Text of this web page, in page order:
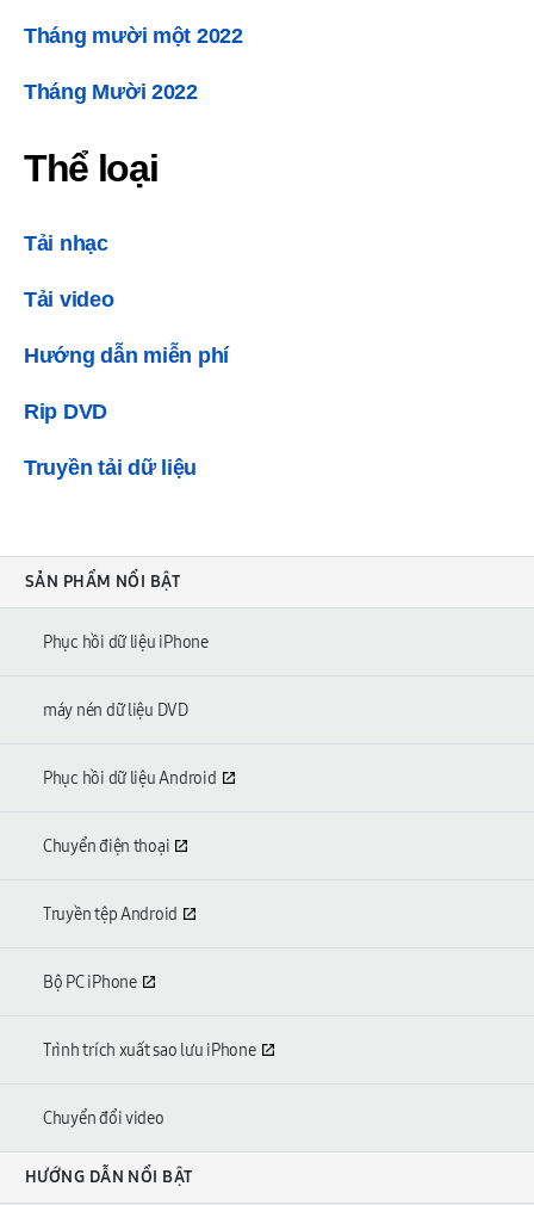
Tháng mười một 2022
Tháng Mười 2022
Thể loại
Tải nhạc
Tải video
Hướng dẫn miễn phí
Rip DVD
Truyền tải dữ liệu
SẢN PHẨM NỔI BẬT
Phục hồi dữ liệu iPhone
máy nén dữ liệu DVD
Phục hồi dữ liệu Android
Chuyển điện thoại
Truyền tệp Android
Bộ PC iPhone
Trình trích xuất sao lưu iPhone
Chuyển đổi video
HƯỚNG DẪN NỔI BẬT